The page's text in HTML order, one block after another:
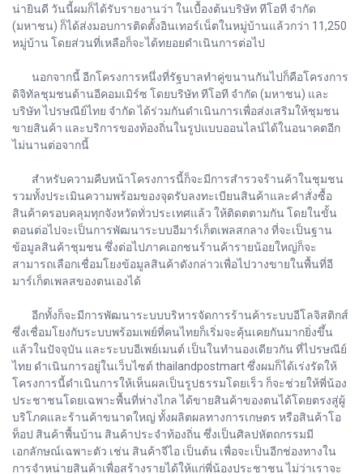
น่ายินดี วันนี้ผมก็ได้รับรายงานว่า ในเบื้องต้นบริษัท ทีโอที จำกัด
(มหาชน) ก็ได้ส่งมอบการติดตั้งอินเทอร์เน็ตในหมู่บ้านแล้วกว่า 11,250
หมู่บ้าน โดยส่วนที่เหลือก็จะได้ทยอยดำเนินการต่อไป
นอกจากนี้ อีกโครงการหนึ่งที่รัฐบาลทำคู่ขนานกันไปก็คือโครงการ
ดิจิทัลชุมชนด้านอีคอมเมิร์ซ โดยบริษัท ทีโอที จำกัด (มหาชน) และ
บริษัท ไปรษณีย์ไทย จำกัด ได้ร่วมกันดำเนินการเพื่อส่งเสริมให้ชุมชน
ขายสินค้า และบริการของท้องถิ่นในรูปแบบออนไลน์ได้ในอนาคตอีก
ไม่นานต่อจากนี้
สำหรับความคืบหน้าโครงการนี้ก็จะมีการสำรวจร้านค้าในชุมชน
รวมทั้งประเมินความพร้อมของจุดรับลงทะเบียนสินค้าและคำสั่งซื้อ
สินค้าครอบคลุมทุกจังหวัดทั่วประเทศแล้ว ให้ติดตตามกัน โดยในขั้น
ตอนต่อไปจะเป็นการพัฒนาระบบอีมาร์เก็ตเพลสกลาง ที่จะเป็นฐาน
ข้อมูลสินค้าชุมชน ซึ่งต่อไปภาคเอกชนร้านค้ารายน้อยใหญ่ก็จะ
สามารถเลือกเชื่อมโยงข้อมูลสินค้าดังกล่าวเพื่อไปวางขายในพื้นที่อี
มาร์เก็ตเพลสของตนเองได้
อีกทั้งก็จะมีการพัฒนาระบบบริหารจัดการร้านค้าระบบอีโลจิสติกส์
ซึ่งเชื่อมโยงกับระบบพร้อมเพย์ที่คนไทยก็เริ่มจะคุ้นเคยกันมากยิ่งขึ้น
แล้วในปัจจุบัน และระบบอีเพย์เมนต์ เป็นในทำนองเดียวกัน ที่ไปรษณีย์
ไทย ดำเนินการอยู่ในเว็บไซต์ thailandpostmart ซึ่งผมก็ได้เร่งรัดให้
โครงการนี้ดำเนินการให้เห็นผลเป็นรูปธรรมโดยเร็ว ก็จะช่วยให้พี่น้อง
ประชาชนโดยเฉพาะพื้นที่ห่างไกล ได้ขายสินค้าของตนได้โดยตรงสู่ผู้
บริโภคและร้านค้าขนาดใหญ่ ทั้งผลิตผลทางการเกษตร หรือสินค้าโอ
ท็อป สินค้าพื้นบ้าน สินค้าประจำท้องถิ่น ซึ่งเป็นศิลปหัตถกรรมมี
เอกลักษณ์เฉพาะตัว เช่น สินค้าจีไอ เป็นต้น เพื่อจะเป็นอีกช่องทางใน
การจำหน่ายสินค้าเพื่อสร้างรายได้ให้แก่พี่น้องประชาชน ไม่ว่าเราจะ